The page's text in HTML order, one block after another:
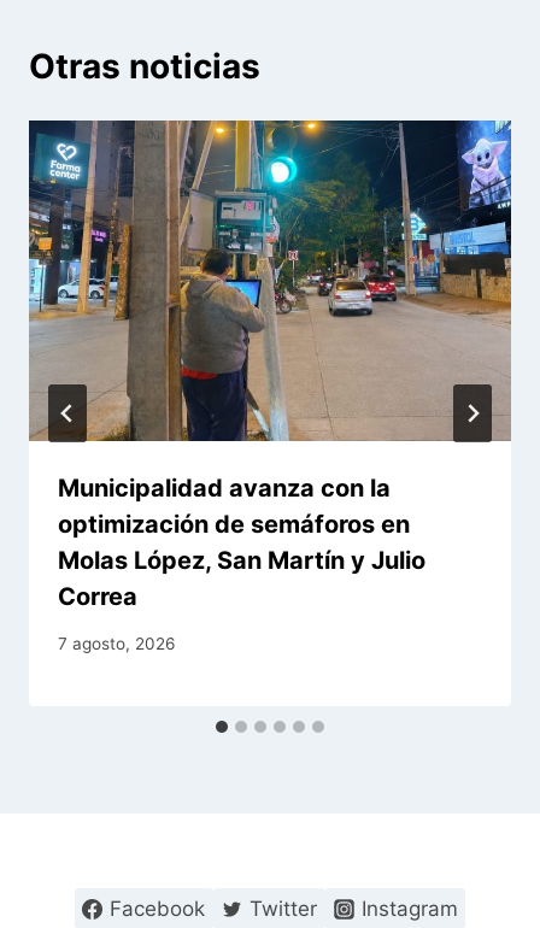
Otras noticias
Municipalidad avanza con la
optimización de semáforos en
Molas López, San Martín y Julio
Correa
7 agosto, 2026
Facebook Twitter
Instagram